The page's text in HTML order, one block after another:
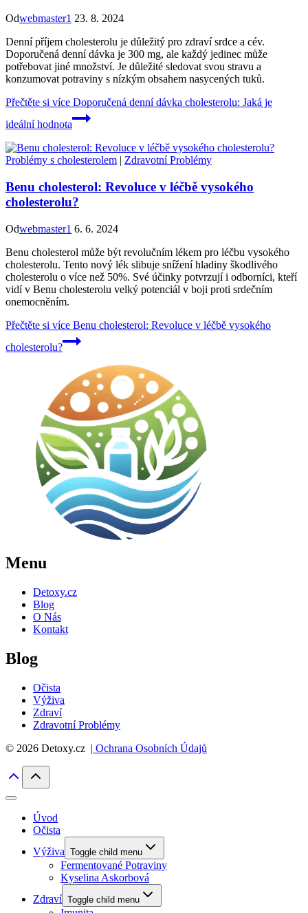
Odwebmaster1 23. 8. 2024
Denní příjem cholesterolu je důležitý pro zdraví srdce a cév.
Doporučená denní dávka je 300 mg, ale každý jedinec může
potřebovat jiné množství. Je důležité sledovat svou stravu a
konzumovat potraviny s nízkým obsahem nasycených tuků.
Přečtěte si více Doporučená denní dávka cholesterolu: Jaká je
ideální hodnota
Problémy s cholesterolem | Zdravotní Problémy
Benu cholesterol: Revoluce v léčbě vysokého
cholesterolu?
Odwebmaster1 6. 6. 2024
Benu cholesterol může být revolučním lékem pro léčbu vysokého
cholesterolu. Tento nový lék slibuje snížení hladiny škodlivého
cholesterolu o více než 50%. Své účinky potvrzují i odborníci, kteří
vidí v Benu cholesterolu velký potenciál v boji proti srdečním
onemocněním.
Přečtěte si více Benu cholesterol: Revoluce v léčbě vysokého
cholesterolu?
Menu
Detoxy.cz
Blog
O Nás
Kontakt
Blog
Očista
Výživa
Zdraví
Zdravotní Problémy
© 2026 Detoxy.cz | Ochrana Osobních Údajů
Úvod
Očista
Výživa Toggle child menu
Fermentované Potraviny
Kyselina Askorbová
Zdraví Toggle child menu